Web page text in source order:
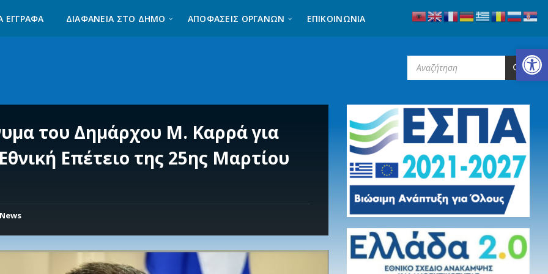
Ανοίξτε τη γραμμή εργαλείων
ΈΓΓΡΑΦΑ ΔΙΑΦΆΝΕΙΑ ΣΤΟ ΔΉΜΟ ΑΠΟΦΑΣΕΙΣ ΟΡΓΑΝΩΝ ΕΠΙΚΟΙΝΩΝΊΑ
του Δημάρχου Μ. Καρρά για
Επέτειο της 25ης Μαρτίου
News